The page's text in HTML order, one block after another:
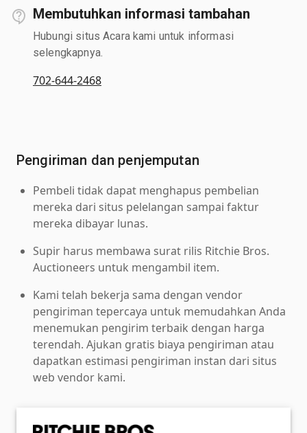
Membutuhkan informasi tambahan
Hubungi situs Acara kami untuk informasi
selengkapnya.
702-644-2468
Pengiriman dan penjemputan
Pembeli tidak dapat menghapus pembelian
mereka dari situs pelelangan sampai faktur
mereka dibayar lunas.
Supir harus membawa surat rilis Ritchie Bros.
Auctioneers untuk mengambil item.
Kami telah bekerja sama dengan vendor
pengiriman tepercaya untuk memudahkan Anda
menemukan pengirim terbaik dengan harga
terendah. Ajukan gratis biaya pengiriman atau
dapatkan estimasi pengiriman instan dari situs
web vendor kami.